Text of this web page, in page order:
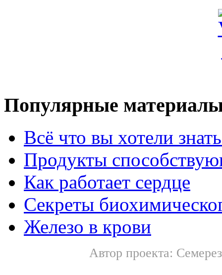
Популярные
Всё что вы хотели
Продукты
Как работает сердце
Секреты
Железо в крови
Автор проекта: